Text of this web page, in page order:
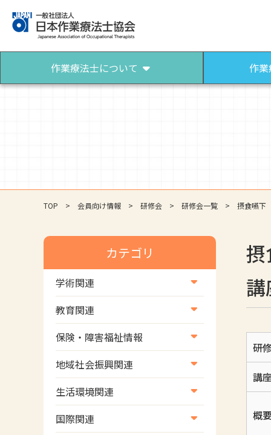
作業療法士について
パンフレット（作業療法）
作
TOP 会員向け情報 研修会 研修会一覧 摂食嚥下
研
講
概
カテゴリ
学術関連
学術・研究
学会
学術誌
教育関連
養成教育
生涯教育
研修会
協会認定資格試験・審査会情
報
保険・障害福祉情報
医療保険情報
介護保険情報
児童福祉・障害福祉情報
地域社会振興関連
地域社会振興部地域事業支援
課【認知症対策班】
地域社会振興部地域事業支援
生活環境関連
生活環境・福祉用具支援
国際関連